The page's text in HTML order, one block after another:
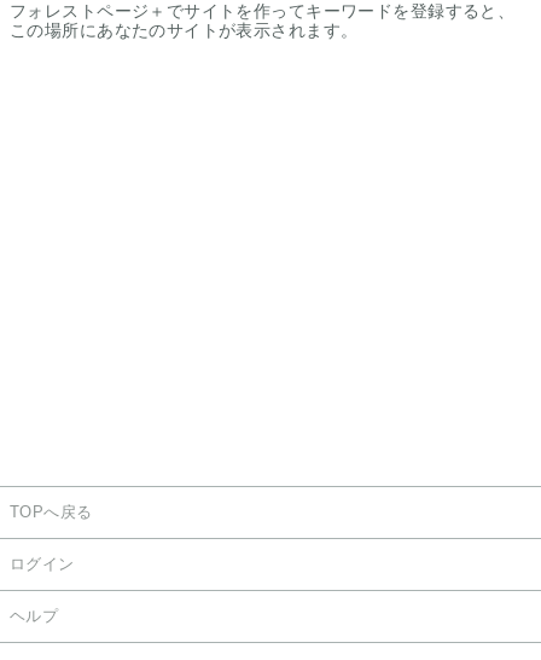
フォレストページ＋でサイトを作ってキーワードを登録すると、
この場所にあなたのサイトが表示されます。
TOPへ戻る
ログイン
ヘルプ